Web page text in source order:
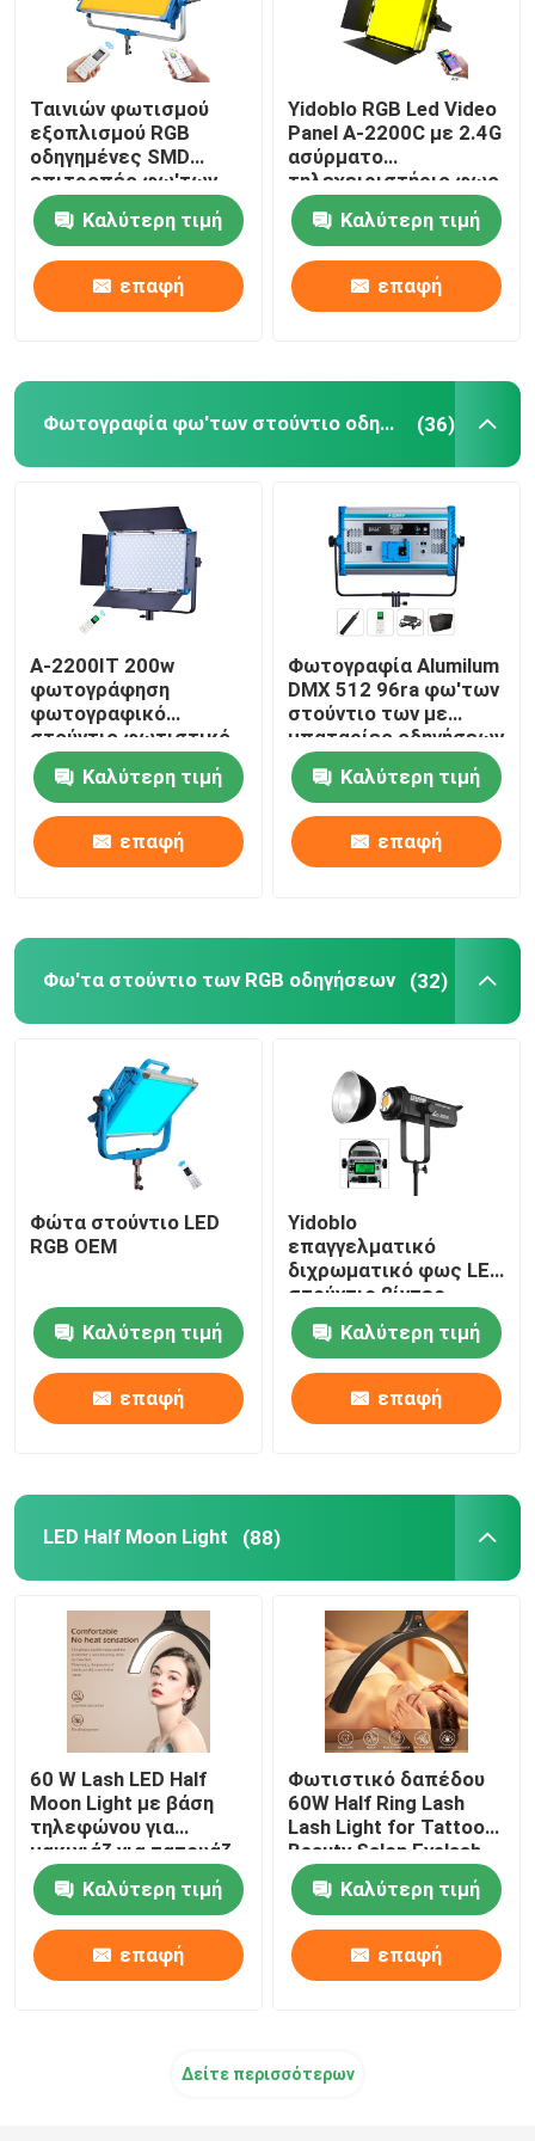
Ταινιών φωτισμού
εξοπλισμού RGB
οδηγημένες SMD
επιτροπές φω'των
500w Skyblue
φωτογραφίας
στούντιο
τηλεοπτικές
ελαφριές 12
Καλύτερη τιμή
επαφή
Yidoblo RGB Led Video
Panel A-2200C με 2.4G
ασύρματο
τηλεχειριστήριο φως
για κινηματογραφική
παραγωγήΚαλύτερη τιμή
επαφή
Φωτογραφία φω'των στούντιο οδηγήσεων (36)
A-2200IT 200w
φωτογράφηση
φωτογραφικό
στούντιο φωτιστικό
σετ με τρίποδα
στέκεται μαλακό LED
φως πλήρης σειρά για
ζωντανή ροή
Καλύτερη τιμή
επαφή
Φωτογραφία Alumilum
DMX 512 96ra φω'των
στούντιο των με
μπαταρίες οδηγήσεων
Καλύτερη τιμή
επαφή
Φω'τα στούντιο των RGB οδηγήσεων (32)
Φώτα στούντιο LED
RGB OEM
Καλύτερη τιμή
επαφή
Yidoblo
επαγγελματικό
διχρωματικό φως LED
στούντιο βίντεο
φωτισμός
κινηματογράφησης
φωτιστικό
εξοπλισμό
φωτογραφικό φως με
Καλύτερη τιμή
επαφή
LED Half Moon Light (88)
60 W Lash LED Half
Moon Light με βάση
τηλεφώνου για
μακιγιάζ για τατουάζ
φρυδιών Half Ring
Lamp Καλύτερη τιμή
επαφή
Φωτιστικό δαπέδου
60W Half Ring Lash
Lash Light for Tattoo
Beauty Salon Eyelash
Καλύτερη τιμή
επαφή
Δείτε περισσότερων